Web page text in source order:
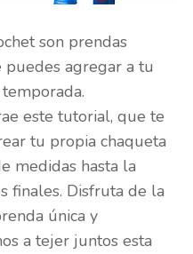
son prendas
agregar a tu
este tutorial, que te
tu propia chaqueta
medidas hasta la
finales. Disfruta de la
única y
a tejer juntos esta